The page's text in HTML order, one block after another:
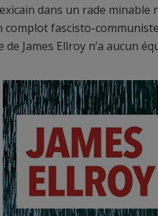
dans un rade
complot fascisto-
de James Ellroy n’a aucun